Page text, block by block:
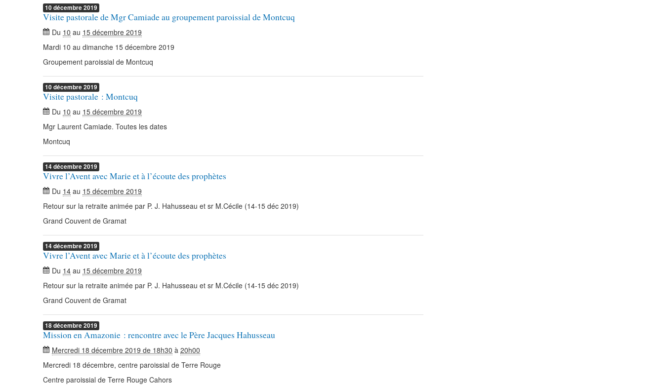
10 décembre2019
Visite pastorale de Mgr Camiade au groupement paroissial de Montcuq
Du 10 au 15 décembre 2019
Mardi 10 au dimanche 15 décembre 2019
Groupement paroissial de Montcuq
10 décembre2019
Visite pastorale : Montcuq
Du 10 au 15 décembre 2019
Mgr Laurent Camiade. Toutes les dates
Montcuq
14décembre2019
Vivre l’Avent avec Marie et à l’écoute des prophètes
Du 14 au 15 décembre 2019
Retour sur la retraite animée par P. J. Hahusseau et sr M.Cécile (14-15 déc 2019)
Grand Couvent de Gramat
14décembre2019
Vivre l’Avent avec Marie et à l’écoute des prophètes
Du 14 au 15 décembre 2019
Retour sur la retraite animée par P. J. Hahusseau et sr M.Cécile (14-15 déc 2019)
Grand Couvent de Gramat
18décembre2019
Mission en Amazonie : rencontre avec le Père Jacques Hahusseau
Mercredi 18 décembre 2019 de 18h30 à 20h00
Mercredi 18 décembre, centre paroissial de Terre Rouge
Centre paroissial de Terre Rouge Cahors